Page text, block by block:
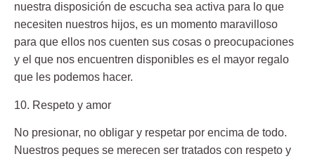
nuestra disposición de escucha sea activa para lo que
necesiten nuestros hijos, es un momento maravilloso
para que ellos nos cuenten sus cosas o preocupaciones
y el que nos encuentren disponibles es el mayor regalo
que les podemos hacer.
10. Respeto y amor
No presionar, no obligar y respetar por encima de todo.
Nuestros peques se merecen ser tratados con respeto y